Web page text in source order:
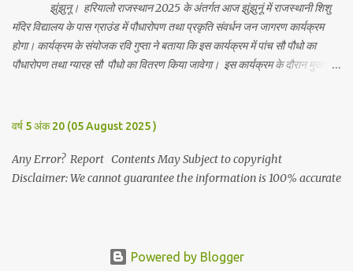
guarantee the information is 100% accurate
झुंझुनू। हरियालो राजस्थान 2025 के अंतर्गत आज झुंझुनूं में राजस्थानी शिशु
मंदिर विद्यालय के पास ग्राउंड में पौधारोपण तथा प्रकृति संवर्धन जन जागरण कार्यक्रम
होगा। कार्यक्रम के संयोजक रवि गुप्ता ने बताया कि इस कार्यक्रम में पांच सौ पौधो का
पौधारोपण तथा ग्यारह सौ पौधो का वितरण किया जावेगा। इस कार्यक्रम के दौरान मुख्य
उपस्थित रहेंगे। Contents May Subject to copyright Disclaimer: We
वर्ष 5 अंक 20 (05 August 2025 )
Any Error? Report Contents May Subject to copyright
Disclaimer: We cannot guarantee the information is 100% accurate
Powered by Blogger